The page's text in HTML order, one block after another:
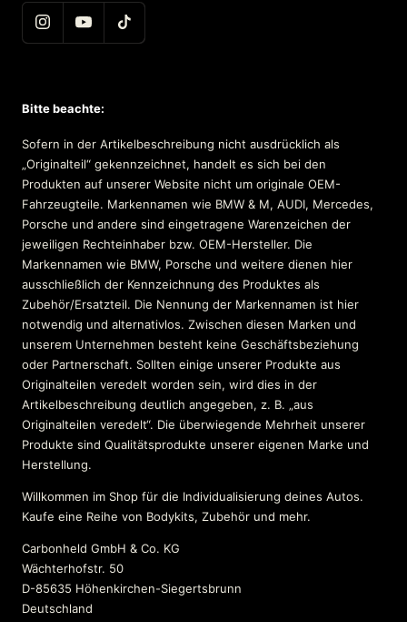
Bitte beachte:
Sofern in der Artikelbeschreibung nicht ausdrücklich als
„Originalteil“ gekennzeichnet, handelt es sich bei den
Produkten auf unserer Website nicht um originale OEM-
Fahrzeugteile. Markennamen wie BMW & M, AUDI, Mercedes,
Porsche und andere sind eingetragene Warenzeichen der
jeweiligen Rechteinhaber bzw. OEM-Hersteller. Die
Markennamen wie BMW, Porsche und weitere dienen hier
ausschließlich der Kennzeichnung des Produktes als
Zubehör/Ersatzteil. Die Nennung der Markennamen ist hier
notwendig und alternativlos. Zwischen diesen Marken und
unserem Unternehmen besteht keine Geschäftsbeziehung
oder Partnerschaft. Sollten einige unserer Produkte aus
Originalteilen veredelt worden sein, wird dies in der
Artikelbeschreibung deutlich angegeben, z. B. „aus
Originalteilen veredelt“. Die überwiegende Mehrheit unserer
Produkte sind Qualitätsprodukte unserer eigenen Marke und
Herstellung.
Willkommen im Shop für die Individualisierung deines Autos.
Kaufe eine Reihe von Bodykits, Zubehör und mehr.
Carbonheld GmbH & Co. KG
Wächterhofstr. 50
D-85635 Höhenkirchen-Siegertsbrunn
Deutschland